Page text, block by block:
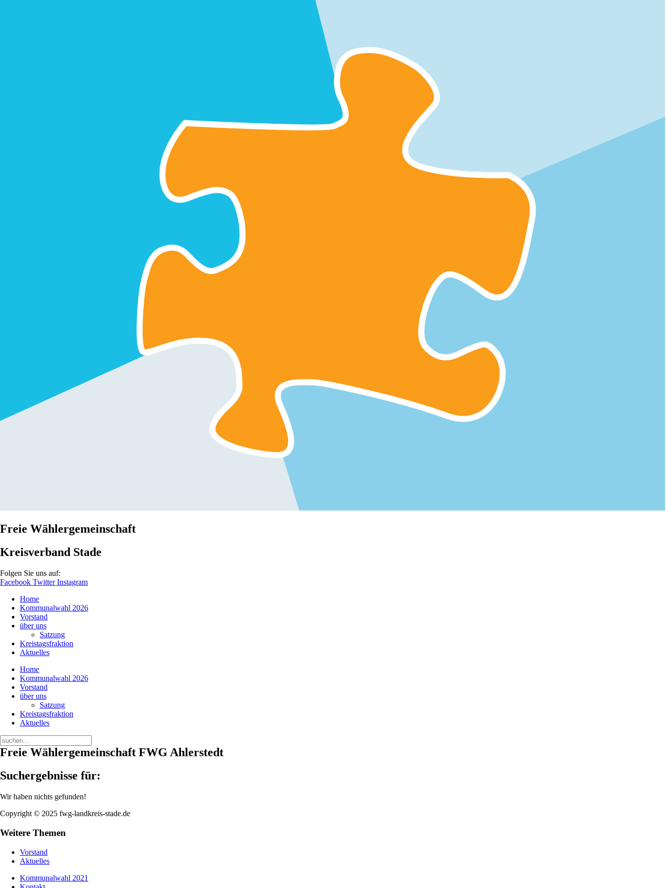
Freie Wählergemeinschaft
Kreisverband Stade
Folgen Sie uns auf:
Facebook Twitter Instagram
Home
Kommunalwahl 2026
Vorstand
über uns
Satzung
Kreistagsfraktion
Aktuelles
Home
Kommunalwahl 2026
Vorstand
über uns
Satzung
Kreistagsfraktion
Aktuelles
Freie Wählergemeinschaft FWG Ahlerstedt
Suchergebnisse für:
Wir haben nichts gefunden!
Copyright © 2025 fwg-landkreis-stade.de
Weitere Themen
Vorstand
Aktuelles
Kommunalwahl 2021